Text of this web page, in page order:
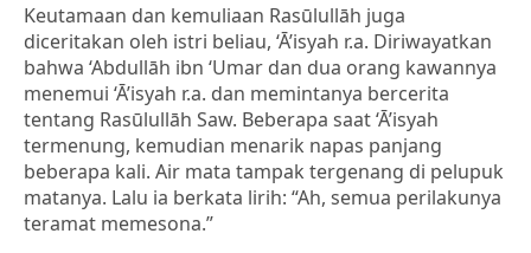
Keutamaan dan kemuliaan Rasūlullāh juga
diceritakan oleh istri beliau, ‘Ā’isyah r.a. Diriwayatkan
bahwa ‘Abdullāh ibn ‘Umar dan dua orang kawannya
menemui ‘Ā’isyah r.a. dan memintanya bercerita
tentang Rasūlullāh Saw. Beberapa saat ‘Ā’isyah
termenung, kemudian menarik napas panjang
beberapa kali. Air mata tampak tergenang di pelupuk
matanya. Lalu ia berkata lirih: “Ah, semua perilakunya
teramat memesona.”